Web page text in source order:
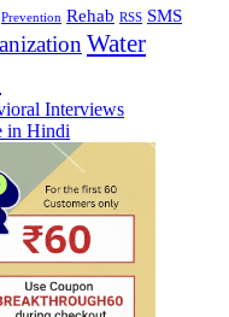
Prevention Rehab RSS SMS
Water